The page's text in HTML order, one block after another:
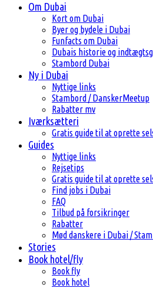
Om Dubai
Kort om Dubai
Byer og bydele i Dubai
Funfacts om Dubai
Dubais historie og
Stambord Dubai
Ny i Dubai
Nyttige links
Stambord / DanskerMeetup
Rabatter mv
Iværksætteri
Gratis guide til at oprette
Guides
Nyttige links
Rejsetips
Gratis guide til at oprette
Find jobs i Dubai
FAQ
Tilbud på forsikringer
Rabatter
Mød danskere i Dubai /
Stories
Book hotel/fly
Book fly
Book hotel